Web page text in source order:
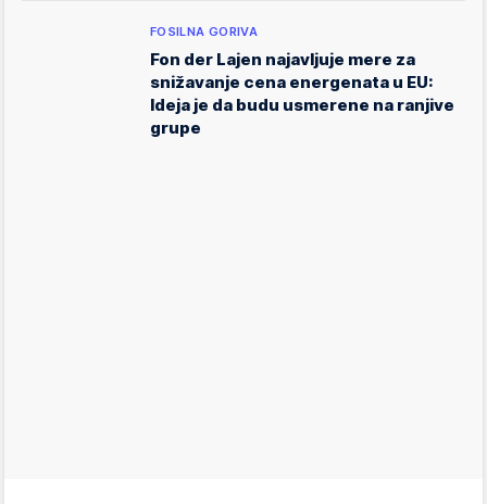
FOSILNA GORIVA
Fon der Lajen najavljuje mere za
snižavanje cena energenata u EU:
Ideja je da budu usmerene na ranjive
grupe